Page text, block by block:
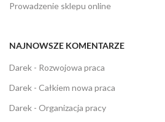
Prowadzenie sklepu online
NAJNOWSZE KOMENTARZE
Darek - Rozwojowa praca
Darek - Całkiem nowa praca
Darek - Organizacja pracy